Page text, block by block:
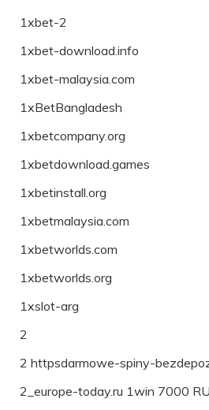
1xbet-2
1xbet-download.info
1xbet-malaysia.com
1xBetBangladesh
1xbetcompany.org
1xbetdownload.games
1xbetinstall.org
1xbetmalaysia.com
1xbetworlds.com
1xbetworlds.org
1xslot-arg
2
2 httpsdarmowe-spiny-
2_europe-today.ru 1win 7000 RU